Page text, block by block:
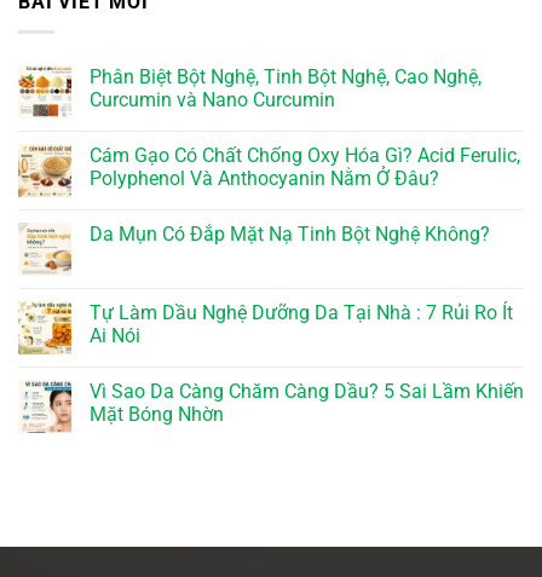
Phân Biệt Bột Nghệ, Tinh Bột Nghệ, Cao Nghệ,
Curcumin và Nano Curcumin
Cám Gạo Có Chất Chống Oxy Hóa Gì? Acid Ferulic,
Polyphenol Và Anthocyanin Nằm Ở Đâu?
Da Mụn Có Đắp Mặt Nạ Tinh Bột Nghệ Không?
Tự Làm Dầu Nghệ Dưỡng Da Tại Nhà : 7 Rủi Ro Ít
Ai Nói
Vì Sao Da Càng Chăm Càng Dầu? 5 Sai Lầm Khiến
Mặt Bóng Nhờn